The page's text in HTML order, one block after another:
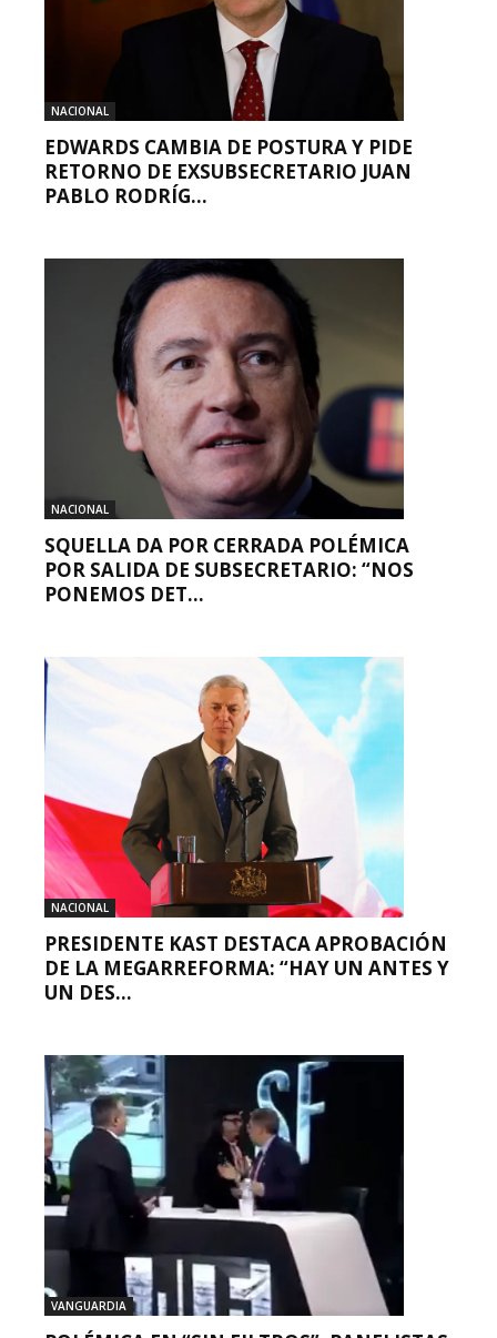
NACIONAL
EDWARDS CAMBIA DE POSTURA Y PIDE
RETORNO DE EXSUBSECRETARIO JUAN
PABLO RODRÍG...
NACIONAL
SQUELLA DA POR CERRADA POLÉMICA
POR SALIDA DE SUBSECRETARIO: “NOS
PONEMOS DET...
NACIONAL
PRESIDENTE KAST DESTACA APROBACIÓN
DE LA MEGARREFORMA: “HAY UN ANTES Y
UN DES...
VANGUARDIA